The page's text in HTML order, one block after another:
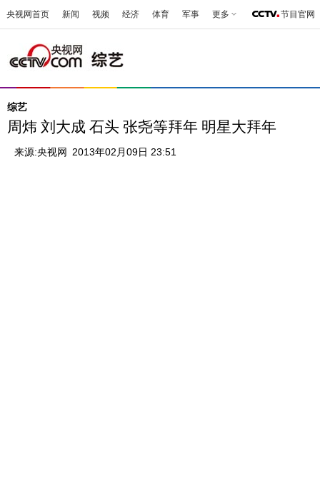
央视网首页 新闻 视频 经济 体育 军事 更多 节目官网
综艺
周炜 刘大成 石头 张尧等拜年 明星大拜年
来源:央视网 2013年02月09日 23:51